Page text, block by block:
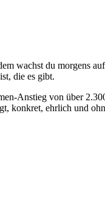
wachst du morgens
die es gibt.
Anstieg von über
konkret, ehrlich und